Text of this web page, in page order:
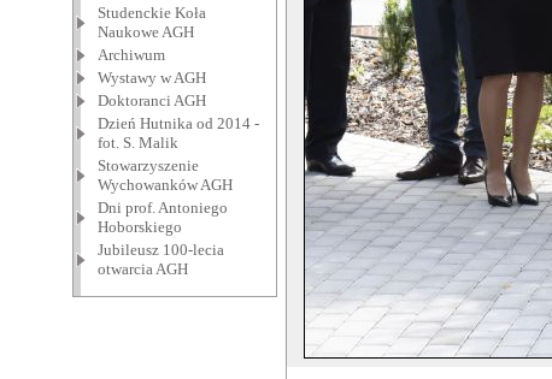
Studenckie Koła
Naukowe AGH
Archiwum
Wystawy w AGH
Doktoranci AGH
Dzień Hutnika od 2014 -
fot. S. Malik
Stowarzyszenie
Wychowanków AGH
Dni prof. Antoniego
Hoborskiego
Jubileusz 100-lecia
otwarcia AGH